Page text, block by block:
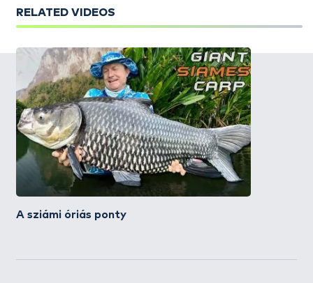
RELATED VIDEOS
A sziámi óriás ponty